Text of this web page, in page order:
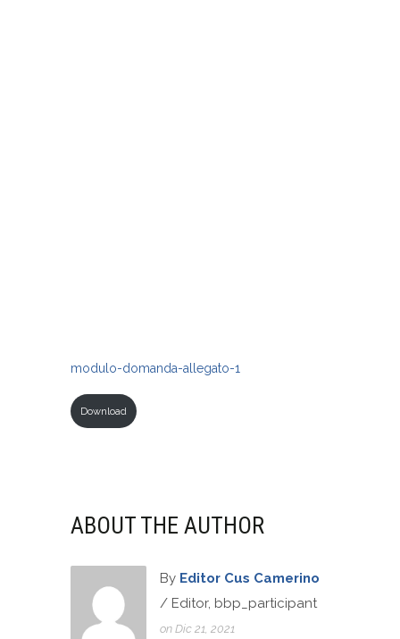
modulo-domanda-allegato-1
Download
ABOUT THE AUTHOR
By Editor Cus Camerino
/ Editor, bbp_participant
on Dic 21, 2021